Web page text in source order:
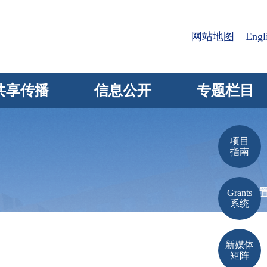
网站地图
享传播 信息公开 专题栏目
当前位
项目
指南
Grants
系统
新媒体
矩阵